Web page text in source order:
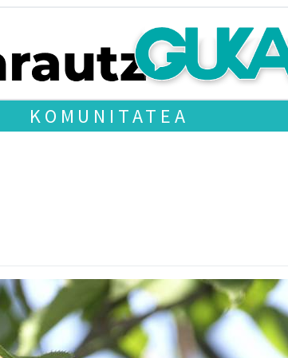
KOMUNITATEA